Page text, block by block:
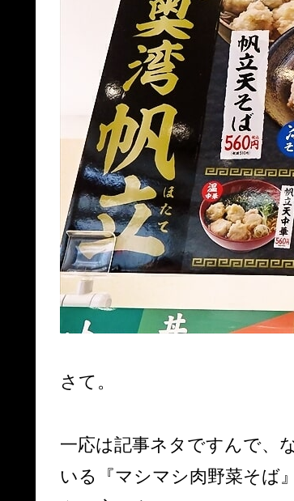
さて。
一応は記事ネタですんで、
いる『マシマシ肉野菜そば